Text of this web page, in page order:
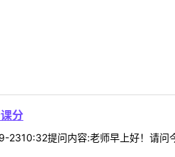
分
提问内容:老师早上好！请问